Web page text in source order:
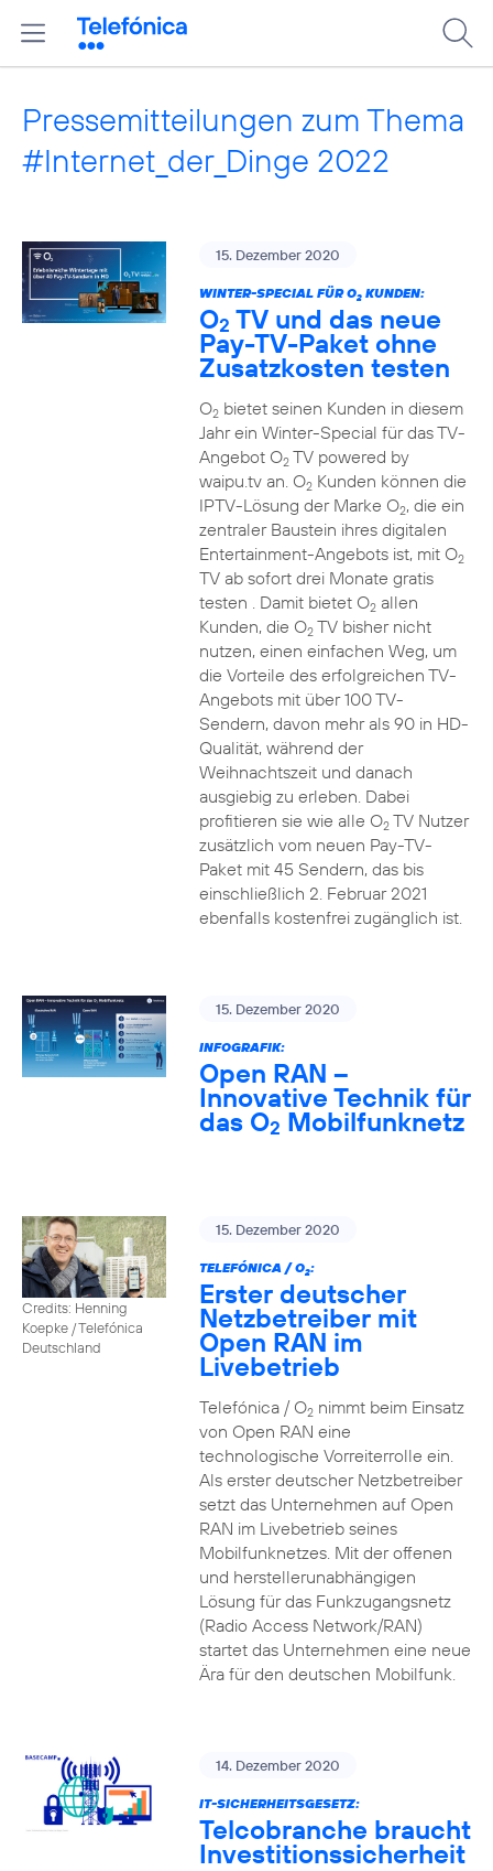
Pressemitteilungen zum Thema
#Internet_der_Dinge 2022
15. Dezember 2020
WINTER-SPECIAL FÜR O2KUNDEN:
O2 TV und das neue
Pay-TV-Paket ohne
Zusatzkosten testen
O2bietet seinen Kunden in diesem
Jahr ein Winter-Special für das TV-
Angebot O2TV powered by
waipu.tv an. O2Kunden können die
IPTV-Lösung der Marke O2, die ein
zentraler Baustein ihres digitalen
Entertainment-Angebots ist, mit O2
TV ab sofort drei Monate gratis
testen . Damit bietet O2allen
Kunden, die O2TV bisher nicht
nutzen, einen einfachen Weg, um
die Vorteile des erfolgreichen TV-
Angebots mit über 100 TV-
Sendern, davon mehr als 90 in HD-
Qualität, während der
Weihnachtszeit und danach
ausgiebig zu erleben. Dabei
profitieren sie wie alle O2TV Nutzer
zusätzlich vom neuen Pay-TV-
Paket mit 45 Sendern, das bis
einschließlich 2. Februar 2021
ebenfalls kostenfrei zugänglich ist.
15. Dezember 2020
INFOGRAFIK:
Open RAN –
Innovative Technik für
das O2 Mobilfunknetz
Credits: Henning
Koepke / Telefónica
Deutschland
15. Dezember 2020
TELEFÓNICA / O2:
Erster deutscher
Netzbetreiber mit
Open RAN im
Livebetrieb
Telefónica / O2nimmt beim Einsatz
von Open RAN eine
technologische Vorreiterrolle ein.
Als erster deutscher Netzbetreiber
setzt das Unternehmen auf Open
RAN im Livebetrieb seines
Mobilfunknetzes. Mit der offenen
und herstellerunabhängigen
Lösung für das Funkzugangsnetz
(Radio Access Network/RAN)
startet das Unternehmen eine neue
Ära für den deutschen Mobilfunk.
14. Dezember 2020
IT-SICHERHEITSGESETZ:
Telcobranche braucht
Investitionssicherheit